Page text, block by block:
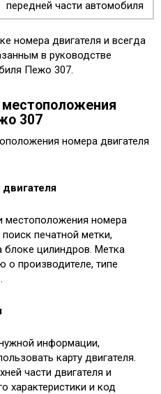
передней части автомобиля
номера двигателя и всегда
в руководстве
Пежо 307.
307
местоположения номера
печатной метки,
блоке цилиндров. Метка
производителе, типе
информации,
карту двигателя.
части двигателя и
характеристики и код